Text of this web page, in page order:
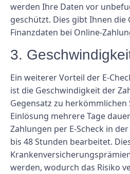
werden Ihre Daten vor
geschützt. Dies gibt Ihnen die
Finanzdaten bei Online-
3.
Ein weiterer Vorteil der E-
ist die Geschwindigkeit der
Gegensatz zu herkömmlichen
Einlösung mehrere Tage
Zahlungen per E-Scheck in
bis 48 Stunden bearbeitet.
werden, wodurch das Risiko